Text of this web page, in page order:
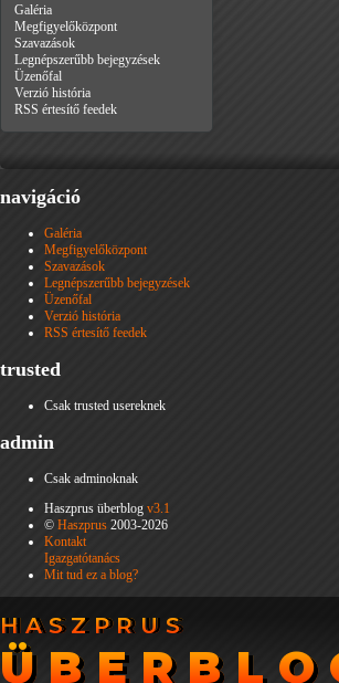
Galéria
Megfigyelőközpont
Szavazások
Legnépszerűbb bejegyzések
Üzenőfal
Verzió história
RSS értesítő feedek
navigáció
Galéria
Megfigyelőközpont
Szavazások
Legnépszerűbb bejegyzések
Üzenőfal
Verzió história
RSS értesítő feedek
trusted
Csak trusted usereknek
admin
Csak adminoknak
Haszprus überblog v3.1
© Haszprus 2003-2026
Kontakt
Igazgatótanács
Mit tud ez a blog?
HASZPRUS
HASZPRUS